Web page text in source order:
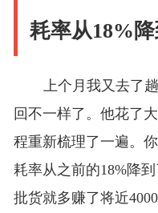
耗率从18%
上个月我又去了
回不一样了。他花了
程重新梳理了一遍。
耗率从之前的18%降
批货就多赚了将近